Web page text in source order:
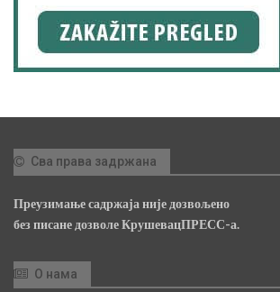
Сва права задржана
Преузимање садржаја није дозвољено
без писане дозволе КрушевацПРЕСС-а.
О нама